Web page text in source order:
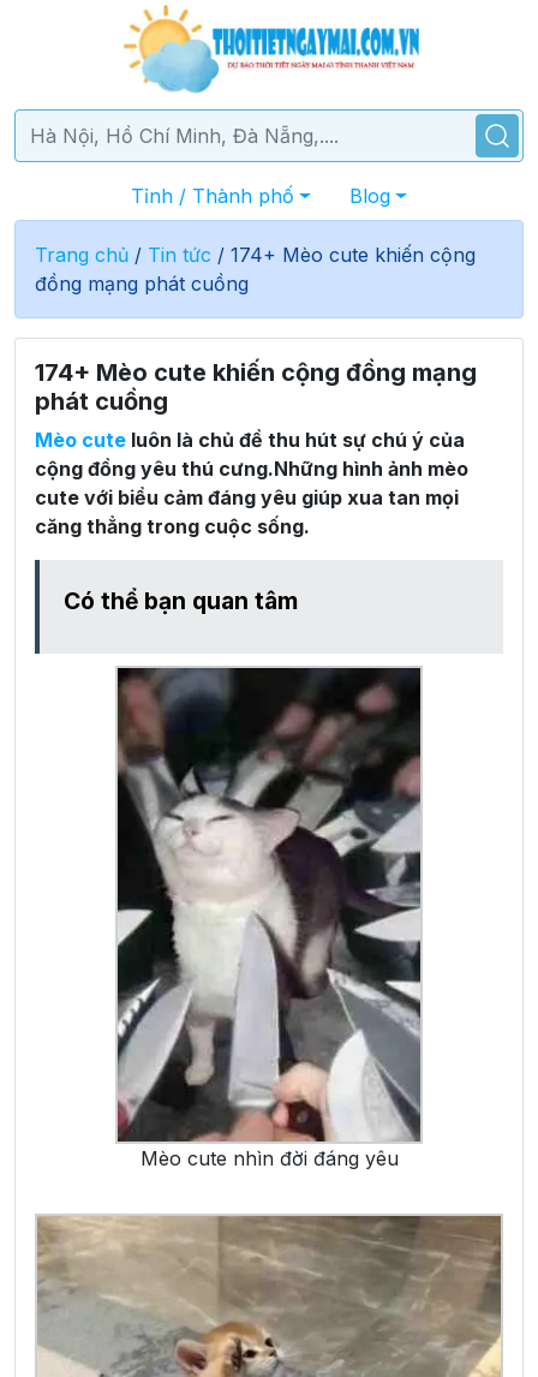
Tỉnh / Thành phố Blog
Trang chủ / Tin tức / 174+ Mèo cute khiến cộng
đồng mạng phát cuồng
174+ Mèo cute khiến cộng đồng mạng
phát cuồng
Mèo cute luôn là chủ đề thu hút sự chú ý của
cộng đồng yêu thú cưng.Những hình ảnh mèo
cute với biểu cảm đáng yêu giúp xua tan mọi
căng thẳng trong cuộc sống.
Có thể bạn quan tâm
Mèo cute nhìn đời đáng yêu